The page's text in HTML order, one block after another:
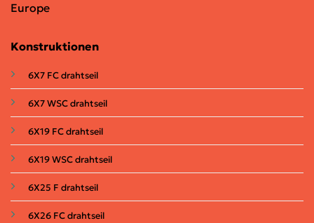
Europe
Konstruktionen
6X7 FC drahtseil
6X7 WSC drahtseil
6X19 FCdrahtseil
6X19 WSC drahtseil
6X25 F drahtseil
6X26 FC drahtseil